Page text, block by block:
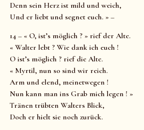
Denn sein Herz ist mild und weich,
Und er liebt und segnet euch. » –
14 – « O, ist’s möglich ? » rief der Alte.
« Walter lebt ? Wie dank ich euch !
O ist’s möglich ? rief die Alte.
« Myrtil, nun so sind wir reich.
Arm und elend, meinetwegen !
Nun kann man ins Grab mich legen ! »
Tränen trübten Walters Blick,
Doch er hielt sie noch zurück.